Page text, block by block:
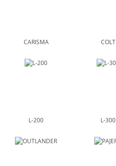
CARISMA COLT
L-200 L-300